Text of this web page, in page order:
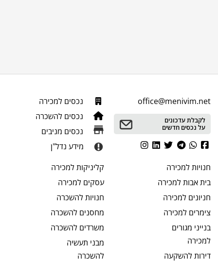
office@menivim.net
לקבלת עדכונים
על נכסים חדשים
נכסים למכירה
נכסים להשכרה
נכסים מניבים
מידע נדל"ן
חנויותלמכירה
בית אבותלמכירה
חניונים למכירה
צימרים למכירה
בנייני מגורים
למכירה
דירות להשקעה
קליניקותלמכירה
עסקים למכירה
חנויותלהשכרה
מחסנים להשכרה
משרדים להשכרה
מבני תעשיה
להשכרה